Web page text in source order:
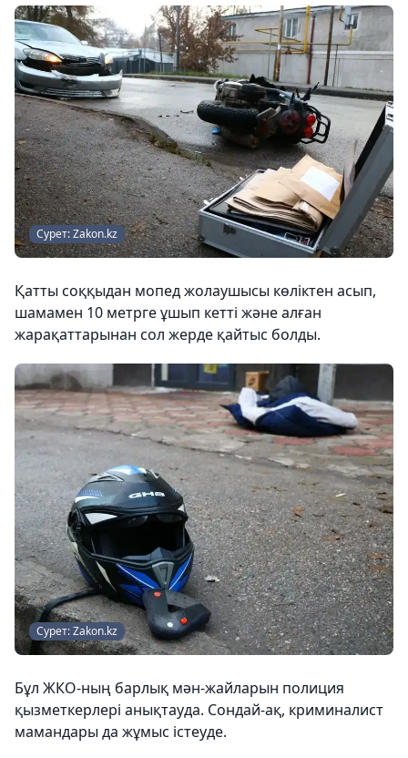
Сурет: Zakon.kz
Қатты соққыдан мопед жолаушысы көліктен асып,
шамамен 10 метрге ұшып кетті және алған
жарақаттарынан сол жерде қайтыс болды.
Сурет: Zakon.kz
Бұл ЖКО-ның барлық мән-жайларын полиция
қызметкерлері анықтауда. Сондай-ақ, криминалист
мамандары да жұмыс істеуде.